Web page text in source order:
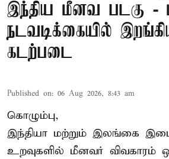
இந்திய மீனவ படகு -
நடவடிக்கையில்
கடற்படை
Published on: 06 Aug 2026, 8:43 am
கொழும்பு,
இந்தியா மற்றும் இலங்கை
உறவுகளில் மீனவர் விவகாரம்